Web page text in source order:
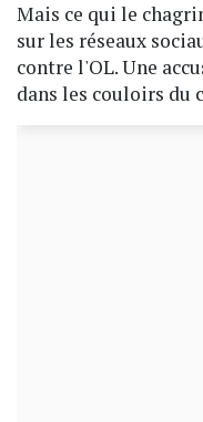
Mais ce qui le
sur les réseaux
contre l'OL. Une
dans les couloirs du